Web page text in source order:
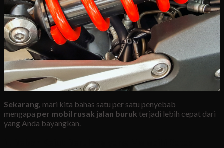
Sekarang, mari kita bahas satu per satu penyebab
mengapa per mobil rusak jalan buruk terjadi lebih cepat dari
yang Anda bayangkan.